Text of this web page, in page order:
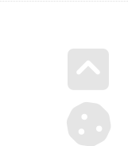
Go